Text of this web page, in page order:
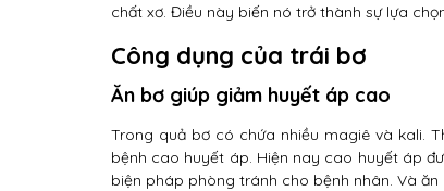
chất xơ. Điều này biến nó trở thành sự lựa
Công dụng của trái bơ
Ăn bơ giúp giảm huyết áp cao
Trong quả bơ có chứa nhiều magiê và kali.
bệnh cao huyết áp. Hiện nay cao huyết áp
biện pháp phòng tránh cho bệnh nhân. Và